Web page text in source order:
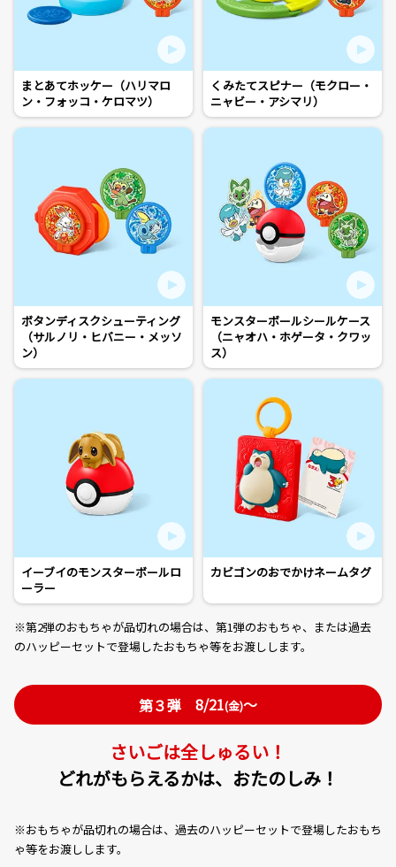
まとあてホッケー（ハリマロ
ン・フォッコ・ケロマツ）
くみたてスピナー（モクロー・
ニャビー・アシマリ）
ボタンディスクシューティング
（サルノリ・ヒバニー・メッソ
ン）
モンスターボールシールケース
（ニャオハ・ホゲータ・クワッ
ス）
イーブイのモンスターボールロ
ーラー
カビゴンのおでかけネームタグ
※第2弾のおもちゃが品切れの場合は、第1弾のおもちゃ、または過去
のハッピーセットで登場したおもちゃ等をお渡しします。
第３弾 8/21(金)～
さいごは全しゅるい！
どれがもらえるかは、おたのしみ！
※おもちゃが品切れの場合は、過去のハッピーセットで登場したおもち
ゃ等をお渡しします。